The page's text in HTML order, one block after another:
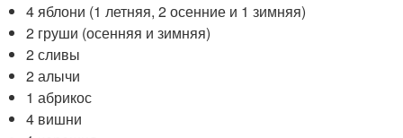
4 яблони (1 летняя, 2 осенние и 1 зимняя)
2 груши (осенняя и зимняя)
2 сливы
2 алычи
1 абрикос
4 вишни